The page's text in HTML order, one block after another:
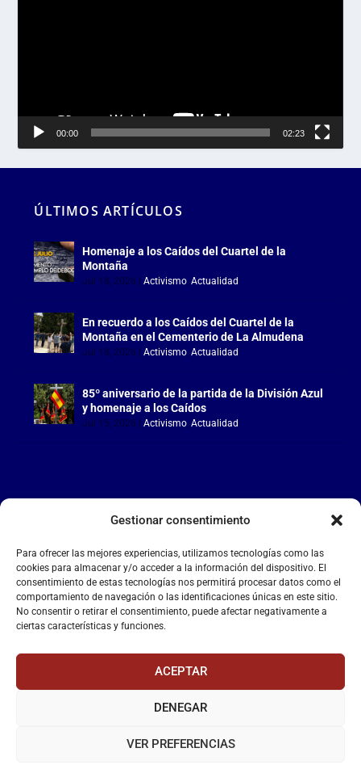
Gestionar consentimiento
Para ofrecer las mejores experiencias, utilizamos tecnologías como las
cookies para almacenar y/o acceder a la información del dispositivo. El
consentimiento de estas tecnologías nos permitirá procesar datos como el
comportamiento de navegación o las identificaciones únicas en este sitio.
No consentir o retirar el consentimiento, puede afectar negativamente a
ciertas características y funciones.
ACEPTAR
DENEGAR
VER PREFERENCIAS
00:00 02:23
ÚLTIMOS ARTÍCULOS
Homenaje a los Caídos del Cuartel de la
Montaña
Jul 18, 2026 |Activismo,Actualidad
En recuerdo a los Caídos del Cuartel de la
Montaña en el Cementerio de La Almudena
Jul 18, 2026 |Activismo,Actualidad
85º aniversario de la partida de la División Azul
y homenaje a los Caídos
Jul 15, 2026 |Activismo,Actualidad
LA FALANGE
Reproductor
de
vídeo